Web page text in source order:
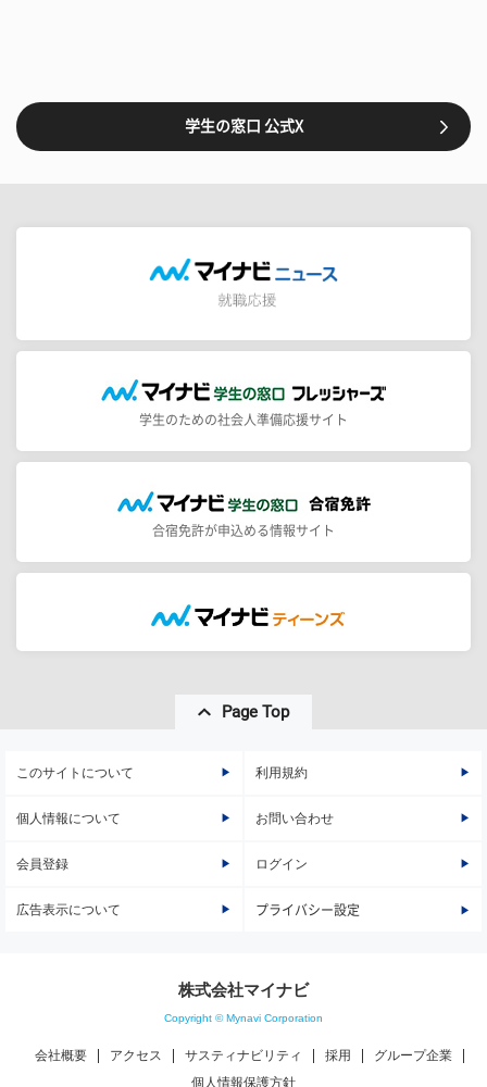
学生の窓口 公式X
学生のための社会人準備応援サイト
合宿免許が申込める情報サイト
Page Top
このサイトについて 利用規約
個人情報について お問い合わせ
会員登録 ログイン
広告表示について プライバシー設定
株式会社マイナビ
Copyright © Mynavi Corporation
会社概要 アクセス サスティナビリティ 採用
グループ企業
個人情報保護方針